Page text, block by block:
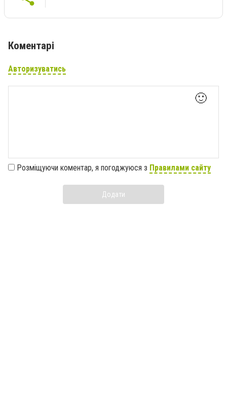
Коментарі
Авторизуватись
🙂
Розміщуючи коментар, я погоджуюся з Правилами сайту
Додати